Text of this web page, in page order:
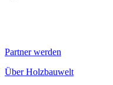
Partner werden
Über Holzbauwelt